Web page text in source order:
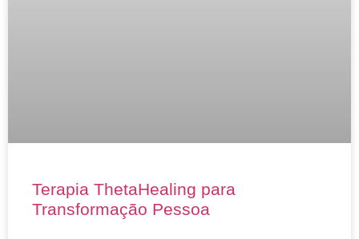
Terapia ThetaHealing para
Transformação Pessoa